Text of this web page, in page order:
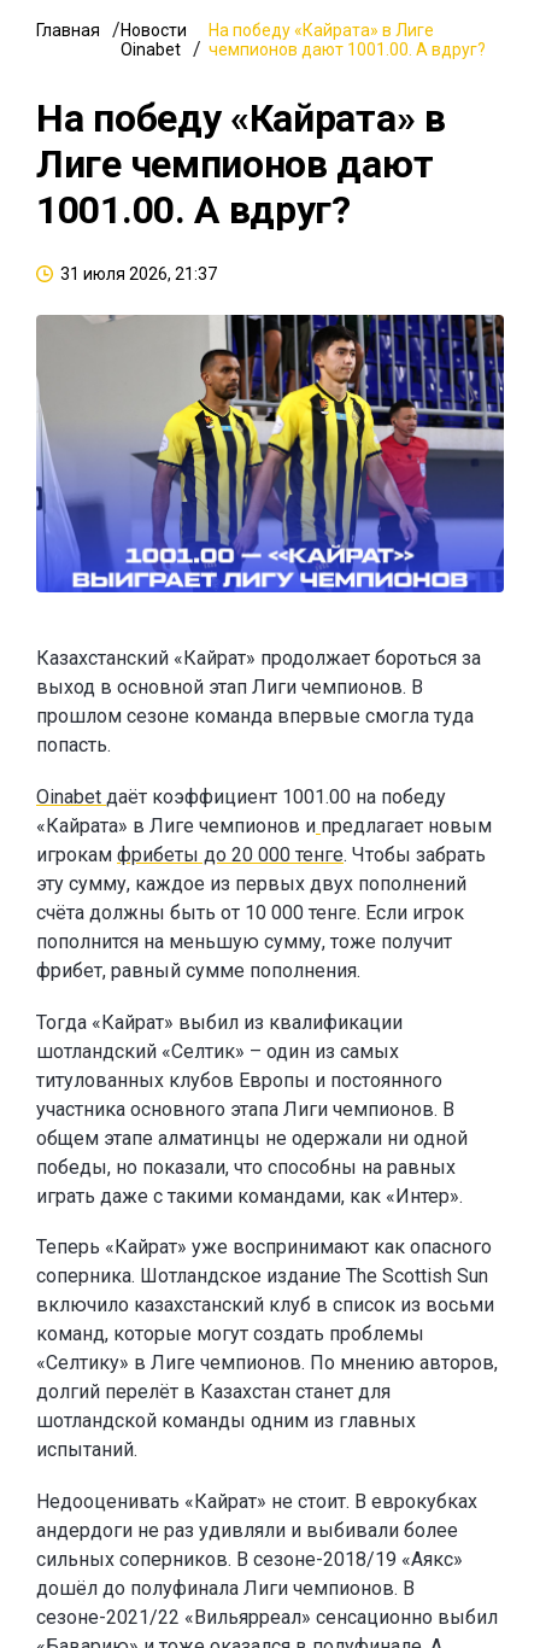
Главная
Новости
Oinabet
На победу «Кайрата» в Лиге
чемпионов дают 1001.00. А вдруг?
На победу «Кайрата» в
Лиге чемпионов дают
1001.00. А вдруг?
31 июля 2026, 21:37
Казахстанский «Кайрат» продолжает бороться за
выход в основной этап Лиги чемпионов. В
прошлом сезоне команда впервые смогла туда
попасть.
Oinabet даёт коэффициент 1001.00 на победу
«Кайрата» в Лиге чемпионов и предлагает новым
игрокам фрибеты до 20 000 тенге. Чтобы забрать
эту сумму, каждое из первых двух пополнений
счёта должны быть от 10 000 тенге. Если игрок
пополнится на меньшую сумму, тоже получит
фрибет, равный сумме пополнения.
Тогда «Кайрат» выбил из квалификации
шотландский «Селтик» – один из самых
титулованных клубов Европы и постоянного
участника основного этапа Лиги чемпионов. В
общем этапе алматинцы не одержали ни одной
победы, но показали, что способны на равных
играть даже с такими командами, как «Интер».
Теперь «Кайрат» уже воспринимают как опасного
соперника. Шотландское издание The Scottish Sun
включило казахстанский клуб в список из восьми
команд, которые могут создать проблемы
«Селтику» в Лиге чемпионов. По мнению авторов,
долгий перелёт в Казахстан станет для
шотландской команды одним из главных
испытаний.
Недооценивать «Кайрат» не стоит. В еврокубках
андердоги не раз удивляли и выбивали более
сильных соперников. В сезоне-2018/19 «Аякс»
дошёл до полуфинала Лиги чемпионов. В
сезоне-2021/22 «Вильярреал» сенсационно выбил